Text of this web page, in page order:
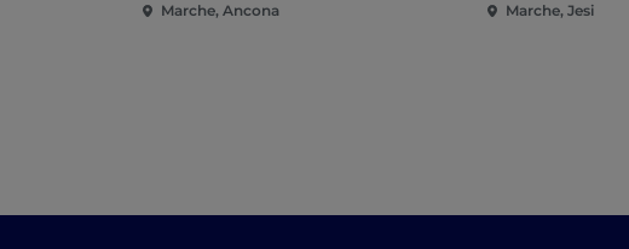
Marche, Ancona Marche, Jesi